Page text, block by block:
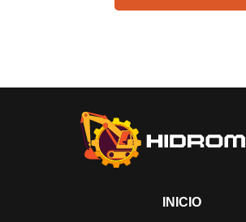
INICIO